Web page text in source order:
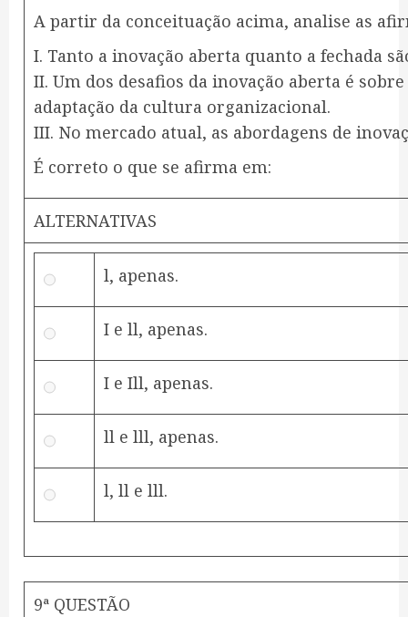
A partir da conceituação acima, analise as
I. Tanto a inovação aberta quanto a fechada
II. Um dos desafios da inovação aberta é
adaptação da cultura organizacional.
III. No mercado atual, as abordagens de
É correto o que se afirma em:
ALTERNATIVAS
l, apenas.
I e ll, apenas.
I e Ill, apenas.
ll e lll, apenas.
l, ll e lll.
9ª QUESTÃO